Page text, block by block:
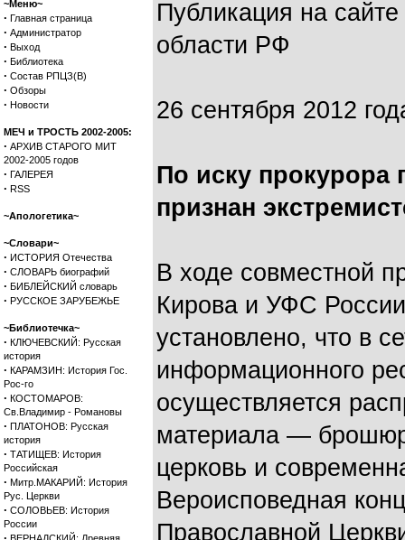
~Меню~
· Главная страница
· Администратор
· Выход
· Библиотека
· Состав РПЦЗ(В)
· Обзоры
· Новости
МЕЧ и ТРОСТЬ 2002-2005:
· АРХИВ СТАРОГО МИТ
2002-2005 годов
· ГАЛЕРЕЯ
· RSS
~Апологетика~
~Словари~
· ИСТОРИЯ Отечества
· СЛОВАРЬ биографий
· БИБЛЕЙСКИЙ словарь
· РУССКОЕ ЗАРУБЕЖЬЕ
~Библиотечка~
· КЛЮЧЕВСКИЙ: Русская
история
· КАРАМЗИН: История Гос.
Рос-го
· КОСТОМАРОВ:
Св.Владимир - Романовы
· ПЛАТОНОВ: Русская
история
· ТАТИЩЕВ: История
Российская
· Митр.МАКАРИЙ: История
Рус. Церкви
· СОЛОВЬЕВ: История
России
Публикация на
области РФ
26 сентября 2012
По иску прокурора
признан
В ходе совместной
Кирова и УФС
установлено, что в
информационного
осуществляется
материала —
церковь и
Вероисповедная
Православной